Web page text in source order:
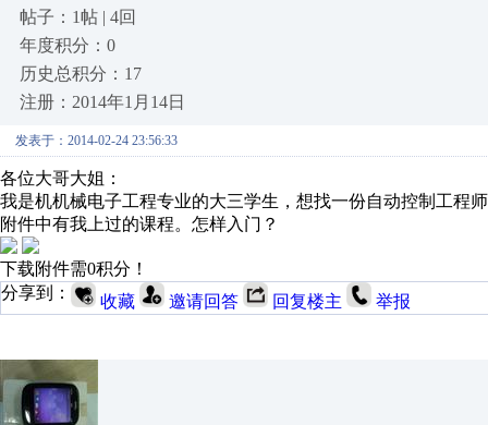
帖子：1帖 | 4回
年度积分：0
历史总积分：17
注册：2014年1月14日
发表于：2014-02-24 23:56:33
各位大哥大姐：
我是机机械电子工程专业的大三学生，想找一份自动控制工程
附件中有我上过的课程。怎样入门？
下载附件需0积分！
分享到：
收藏 邀请回答 回复楼主 举报